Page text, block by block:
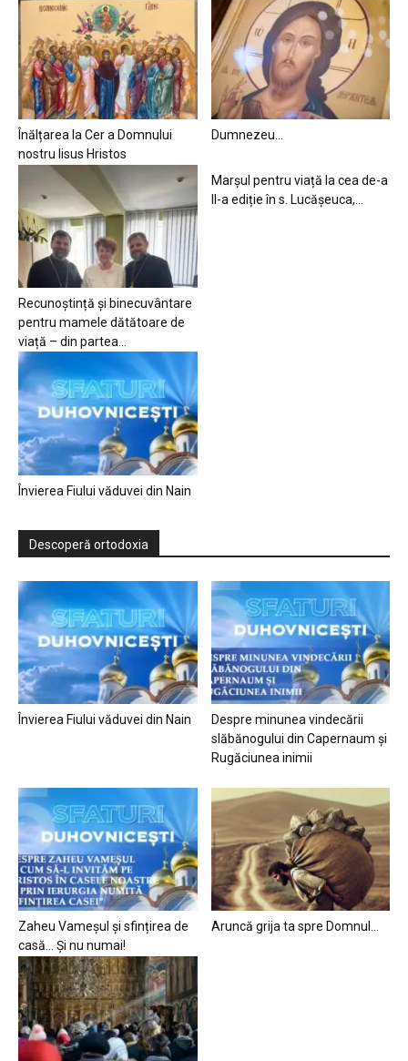
Înălțarea la Cer a Domnului
nostru Iisus Hristos
Dumnezeu…
Recunoștință și binecuvântare
pentru mamele dătătoare de
viață – din partea...
Marșul pentru viață la cea de-a
II-a ediție în s. Lucășeuca,...
Învierea Fiului văduvei din Nain
Descoperă ortodoxia
Învierea Fiului văduvei din Nain
Despre minunea vindecării
slăbănogului din Capernaum și
Rugăciunea inimii
Zaheu Vameșul și sfințirea de
casă… Și nu numai!
Aruncă grija ta spre Domnul…